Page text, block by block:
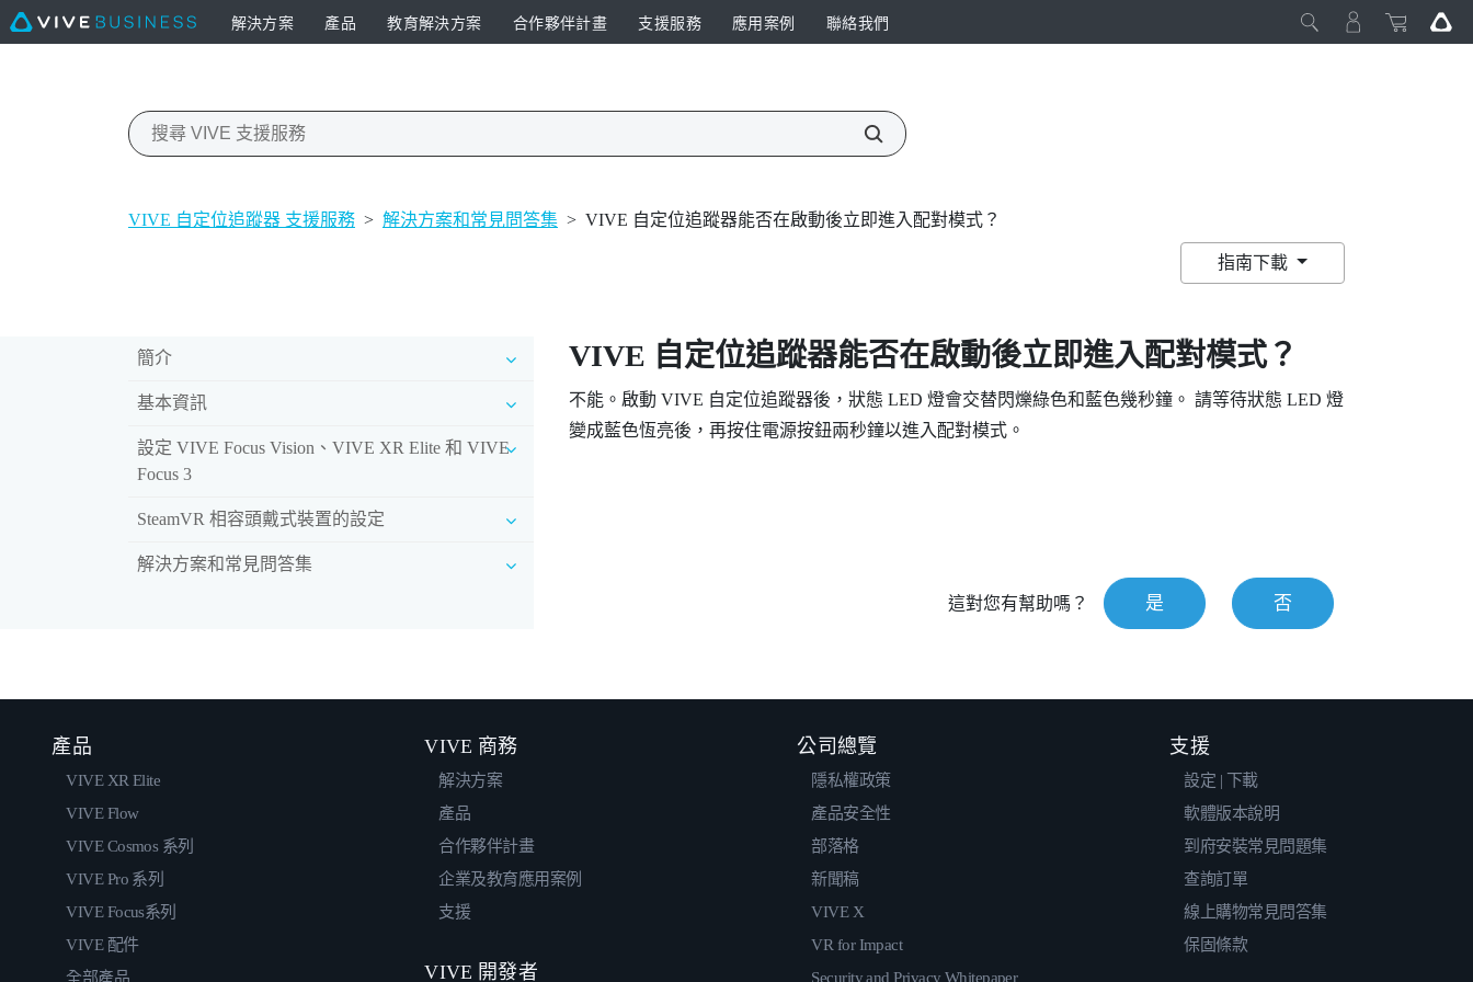
解決方案 產品 教育解決方案 合作夥伴計畫 支援服務 應用案例 聯絡我們
VIVE 自定位追蹤器 支援服務 > 解決方案和常見問答集 > VIVE 自定位追蹤器能否在啟動後立即進入配對模式？
指南下載
簡介
基本資訊
設定 VIVE Focus Vision、VIVE XR Elite 和 VIVE
Focus 3
SteamVR 相容頭戴式裝置的設定
解決方案和常見問答集
VIVE 自定位追蹤器能否在啟動後立即進入配對模式？
不能。啟動 VIVE 自定位追蹤器後，狀態 LED 燈會交替閃爍綠色和藍色幾秒鐘。 請等待狀態 LED 燈
變成藍色恆亮後，再按住電源按鈕兩秒鐘以進入配對模式。
這對您有幫助嗎？ 是 否
產品
VIVE XR Elite
VIVE Flow
VIVE Cosmos 系列
VIVE Pro 系列
VIVE Focus系列
VIVE 配件
全部產品
VIVE 商務
解決方案
產品
合作夥伴計畫
企業及教育應用案例
支援
VIVE 開發者
公司總覽
隱私權政策
產品安全性
部落格
新聞稿
VIVE X
VR for Impact
Security and Privacy Whitepaper
支援
設定 | 下載
軟體版本說明
到府安裝常見問題集
查詢訂單
線上購物常見問答集
保固條款